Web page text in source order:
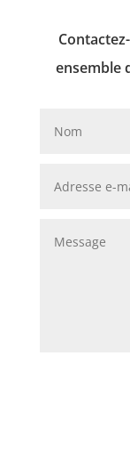
ensemble